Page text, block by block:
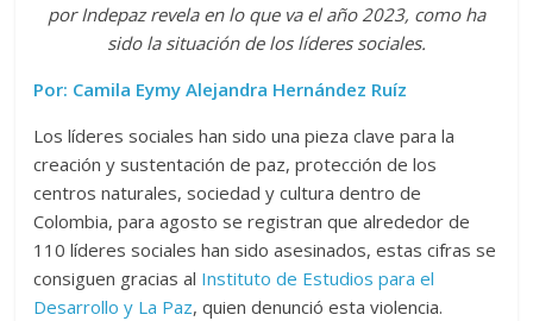
por Indepaz revela en lo que va el año 2023, como ha
sido la situación de los líderes sociales.
Por: Camila Eymy Alejandra Hernández Ruíz
Los líderes sociales han sido una pieza clave para la
creación y sustentación de paz, protección de los
centros naturales, sociedad y cultura dentro de
Colombia, para agosto se registran que alrededor de
110 líderes sociales han sido asesinados, estas cifras se
consiguen gracias al Instituto de Estudios para el
Desarrollo y La Paz, quien denunció esta violencia.